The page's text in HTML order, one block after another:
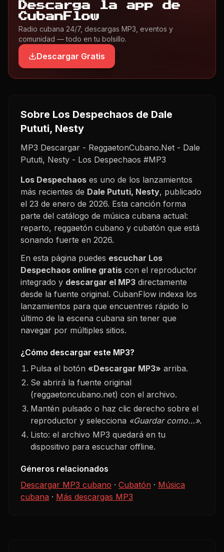
Descarga la app de
CubanFlow
Radio cubana 24/7, descargas MP3, eventos y
comunidad — todo en tu bolsillo.
Descargar Gratis
Sobre Los Despechaos de Dale
Pututi, Nesty
MP3 Descargar - ReggaetonCubano.Net - Dale
Pututi, Nesty - Los Despechaos #MP3
Los Despechaos es uno de los lanzamientos
más recientes de Dale Pututi, Nesty, publicado
el 23 de enero de 2026. Esta canción forma
parte del catálogo de música cubana actual:
reparto, reggaetón cubano y cubatón que está
sonando fuerte en 2026.
En esta página puedes escuchar Los
Despechaos online gratis con el reproductor
integrado y descargar el MP3 directamente
desde la fuente original. CubanFlow indexa los
lanzamientos para que encuentres rápido lo
último de la escena cubana sin tener que
navegar por múltiples sitios.
¿Cómo descargar este MP3?
Pulsa el botón «Descargar MP3» arriba.
Se abrirá la fuente original
(reggaetoncubano.net) con el archivo.
Mantén pulsado o haz clic derecho sobre el
reproductor y selecciona «Guardar como…».
Listo: el archivo MP3 quedará en tu
dispositivo para escuchar offline.
Géneros relacionados
Descargar MP3 cubano · Cubatón · Música
cubana · Más descargas MP3